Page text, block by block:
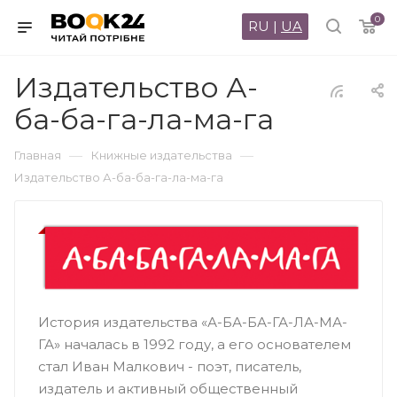
0
RU | UA
Издательство А-
ба-ба-га-ла-ма-га
Главная — Книжные издательства —
Издательство А-ба-ба-га-ла-ма-га
История издательства «А-БА-БА-ГА-ЛА-МА-
ГА» началась в 1992 году, а его основателем
стал Иван Малкович - поэт, писатель,
издатель и активный общественный